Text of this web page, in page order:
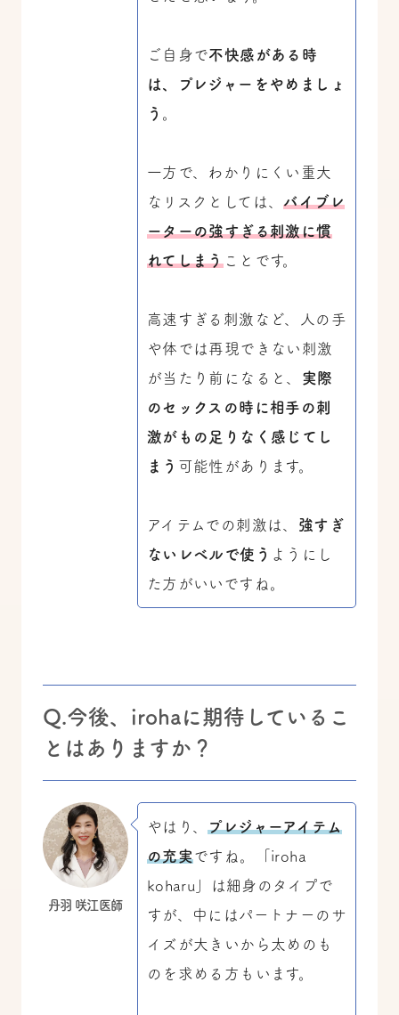
ご自身で不快感がある時
は、プレジャーをやめましょ
う 。
一方で、わかりにくい重大
なリスクとしては、バイブレ
ーターの強すぎる刺激に慣
れてしまうことです。
高速すぎる刺激など、人の手
や体では再現できない刺激
が当たり前になると、 実際
のセックスの時に相手の刺
激がもの足りなく感じてし
まう 可能性があります。
アイテムでの刺激は、 強すぎ
ないレベルで使う ようにし
た方がいいですね。
Q.今後、irohaに期待しているこ
とはありますか？
丹羽 咲江医師
やはり、プレジャーアイテム
の充実ですね。「iroha
koharu」は細身のタイプで
すが、中にはパートナーのサ
イズが大きいから太めのも
のを求める方もいます。